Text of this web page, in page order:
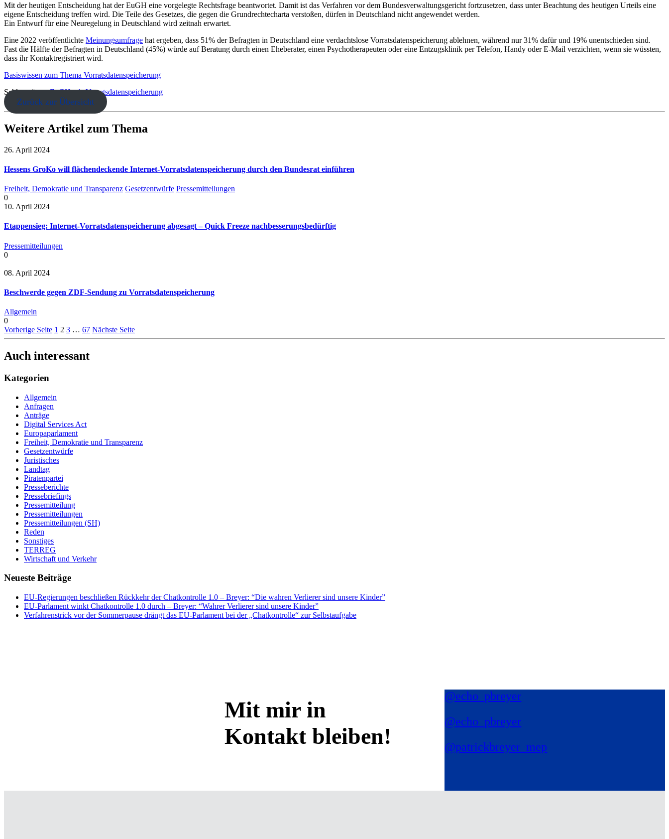
Mit der heutigen Entscheidung hat der EuGH eine vorgelegte Rechtsfrage beantwortet. Damit ist das Verfahren vor dem Bundesverwaltungsgericht fortzusetzen, dass unter Beachtung des heutigen Urteils eine
eigene Entscheidung treffen wird. Die Teile des Gesetzes, die gegen die Grundrechtecharta verstoßen, dürfen in Deutschland nicht angewendet werden.
Ein Entwurf für eine Neuregelung in Deutschland wird zeitnah erwartet.
Eine 2022 veröffentlichte Meinungsumfrage hat ergeben, dass 51% der Befragten in Deutschland eine verdachtslose Vorratsdatenspeicherung ablehnen, während nur 31% dafür und 19% unentschieden sind.
Fast die Hälfte der Befragten in Deutschland (45%) würde auf Beratung durch einen Eheberater, einen Psychotherapeuten oder eine Entzugsklinik per Telefon, Handy oder E-Mail verzichten, wenn sie wüssten,
dass ihr Kontaktregistriert wird.
Basiswissen zum Thema Vorratsdatenspeicherung
Schlagwörter: EuGH vds Vorratsdatenspeicherung
Zurück zur Übersicht
Weitere Artikel zum Thema
26. April 2024
Hessens GroKo will flächendeckende Internet-Vorratsdatenspeicherung durch den Bundesrat einführen
Freiheit, Demokratie und Transparenz Gesetzentwürfe Pressemitteilungen
0
10. April 2024
Etappensieg: Internet-Vorratsdatenspeicherung abgesagt – Quick Freeze nachbesserungsbedürftig
Pressemitteilungen
0
08. April 2024
Beschwerde gegen ZDF-Sendung zu Vorratsdatenspeicherung
Allgemein
0
Vorherige Seite 1 2 3 … 67 Nächste Seite
Auch interessant
Kategorien
Allgemein
Anfragen
Anträge
Digital Services Act
Europaparlament
Freiheit, Demokratie und Transparenz
Gesetzentwürfe
Juristisches
Landtag
Piratenpartei
Presseberichte
Pressebriefings
Pressemitteilung
Pressemitteilungen
Pressemitteilungen (SH)
Reden
Sonstiges
TERREG
Wirtschaft und Verkehr
Neueste Beiträge
EU-Regierungen beschließen Rückkehr der Chatkontrolle 1.0 – Breyer: “Die wahren Verlierer sind unsere Kinder”
EU-Parlament winkt Chatkontrolle 1.0 durch – Breyer: “Wahrer Verlierer sind unsere Kinder”
Verfahrenstrick vor der Sommerpause drängt das EU-Parlament bei der „Chatkontrolle“ zur Selbstaufgabe
Mit mir in
Kontakt bleiben!
@echo_pbreyer
@echo_pbreyer
@patrickbreyer_mep